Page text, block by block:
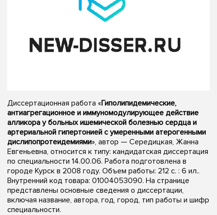
Диссертационная работа «Гиполипидемические,
антиагрегационное и иммуномодулирующее действие
алликора у больных ишемической болезнью сердца и
артериальной гипертонией с умеренными атерогенными
дислипопротеидемиями», автор — Середицкая, Жанна
Евгеньевна, относится к типу: кандидатская диссертация
по специальности 14.00.06. Работа подготовлена в
городе Курск в 2008 году. Объем работы: 212 с. : 6 ил..
Внутренний код товара: 01004053090. На странице
представлены основные сведения о диссертации,
включая название, автора, год, город, тип работы и шифр
специальности.